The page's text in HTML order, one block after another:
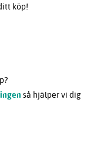
köp!
så hjälper vi dig